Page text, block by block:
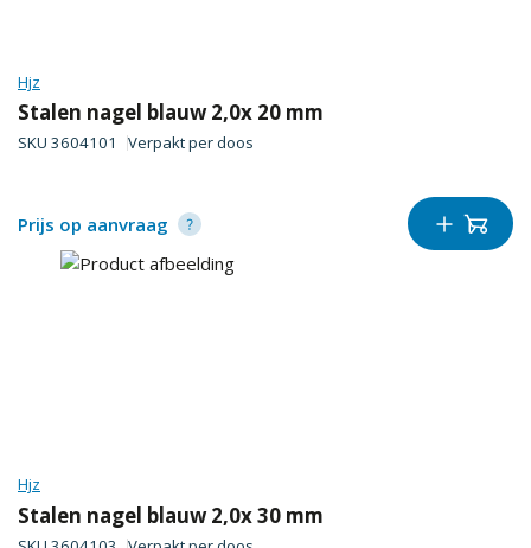
Hjz
Stalen nagel blauw 2,0x 20 mm
SKU 3604101 Verpakt perdoos
Prijs op aanvraag
Hjz
Stalen nagel blauw 2,0x 30 mm